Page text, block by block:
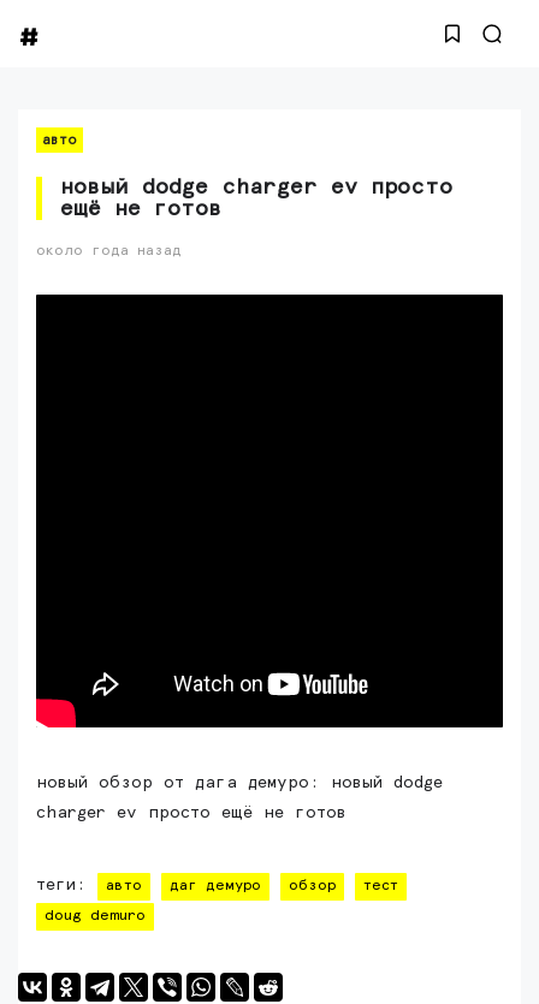
авто
новый dodge charger ev просто
ещё не готов
около года назад
новый обзор от дага демуро: новый dodge
charger ev просто ещё не готов
теги: авто даг демуро обзор тест
doug demuro